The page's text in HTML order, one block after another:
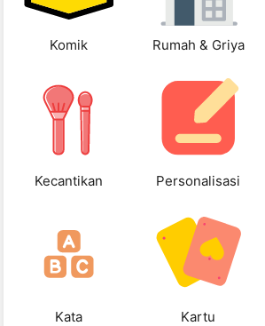
Komik Rumah & Griya
Kecantikan Personalisasi
Kata Kartu